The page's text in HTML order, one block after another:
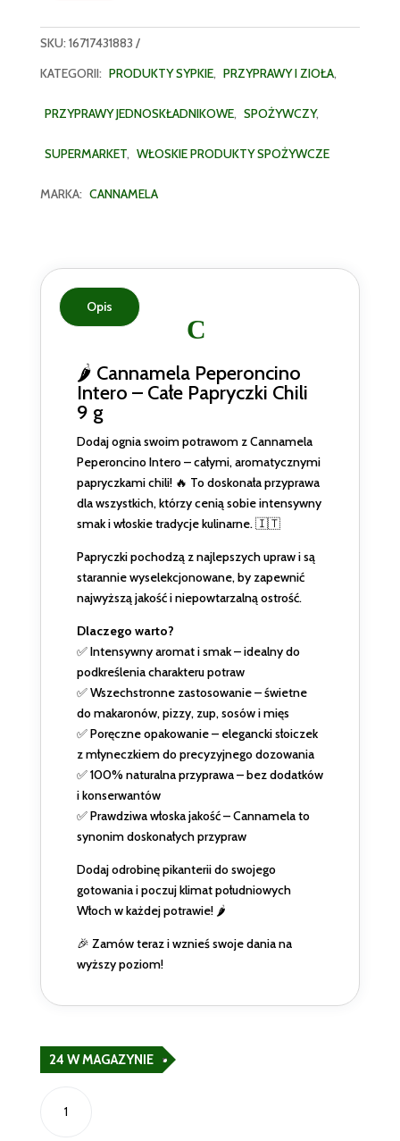
SKU:16717431883
KATEGORII: PRODUKTY SYPKIE, PRZYPRAWY I ZIOŁA,
PRZYPRAWY JEDNOSKŁADNIKOWE, SPOŻYWCZY,
SUPERMARKET, WŁOSKIE PRODUKTY SPOŻYWCZE
MARKA: CANNAMELA
Opis
🌶️ Cannamela Peperoncino
Intero – Całe Papryczki Chili
9 g
Dodaj ognia swoim potrawom z Cannamela
Peperoncino Intero – całymi, aromatycznymi
papryczkami chili! 🔥 To doskonała przyprawa
dla wszystkich, którzy cenią sobie intensywny
smak i włoskie tradycje kulinarne. 🇮🇹
Papryczki pochodzą z najlepszych upraw i są
starannie wyselekcjonowane, by zapewnić
najwyższą jakość i niepowtarzalną ostrość.
Dlaczego warto?
✅ Intensywny aromat i smak – idealny do
podkreślenia charakteru potraw
✅ Wszechstronne zastosowanie – świetne
do makaronów, pizzy, zup, sosów i mięs
✅ Poręczne opakowanie – elegancki słoiczek
z młyneczkiem do precyzyjnego dozowania
✅ 100% naturalna przyprawa – bez dodatków
i konserwantów
✅ Prawdziwa włoska jakość – Cannamela to
synonim doskonałych przypraw
Dodaj odrobinę pikanterii do swojego
gotowania i poczuj klimat południowych
Włoch w każdej potrawie! 🌶️
🎉 Zamów teraz i wznieś swoje dania na
wyższy poziom!
24 W MAGAZYNIE
Włoska